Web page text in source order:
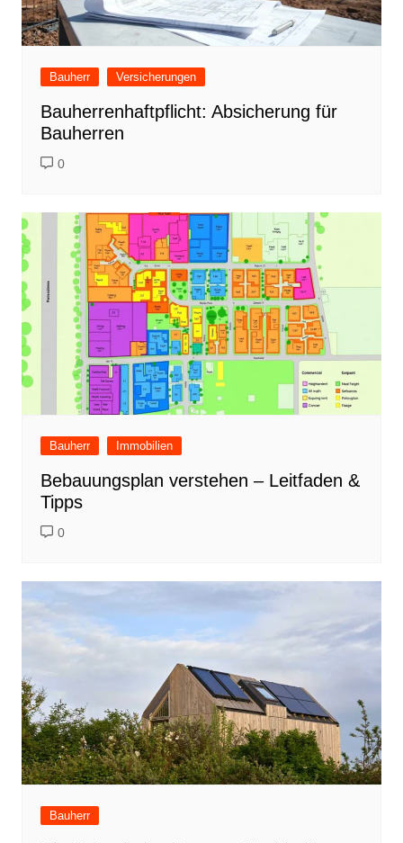
Bauherr Versicherungen
Bauherrenhaftpflicht: Absicherung für
Bauherren
0
Bauherr Immobilien
Bebauungsplan verstehen – Leitfaden &
Tipps
0
Bauherr